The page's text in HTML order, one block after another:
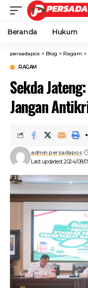
Beranda Hukum
persadapos > Blog > Ragam >
RAGAM
Sekda
Jangan
Last updated: 2024/08/
admin persadapos